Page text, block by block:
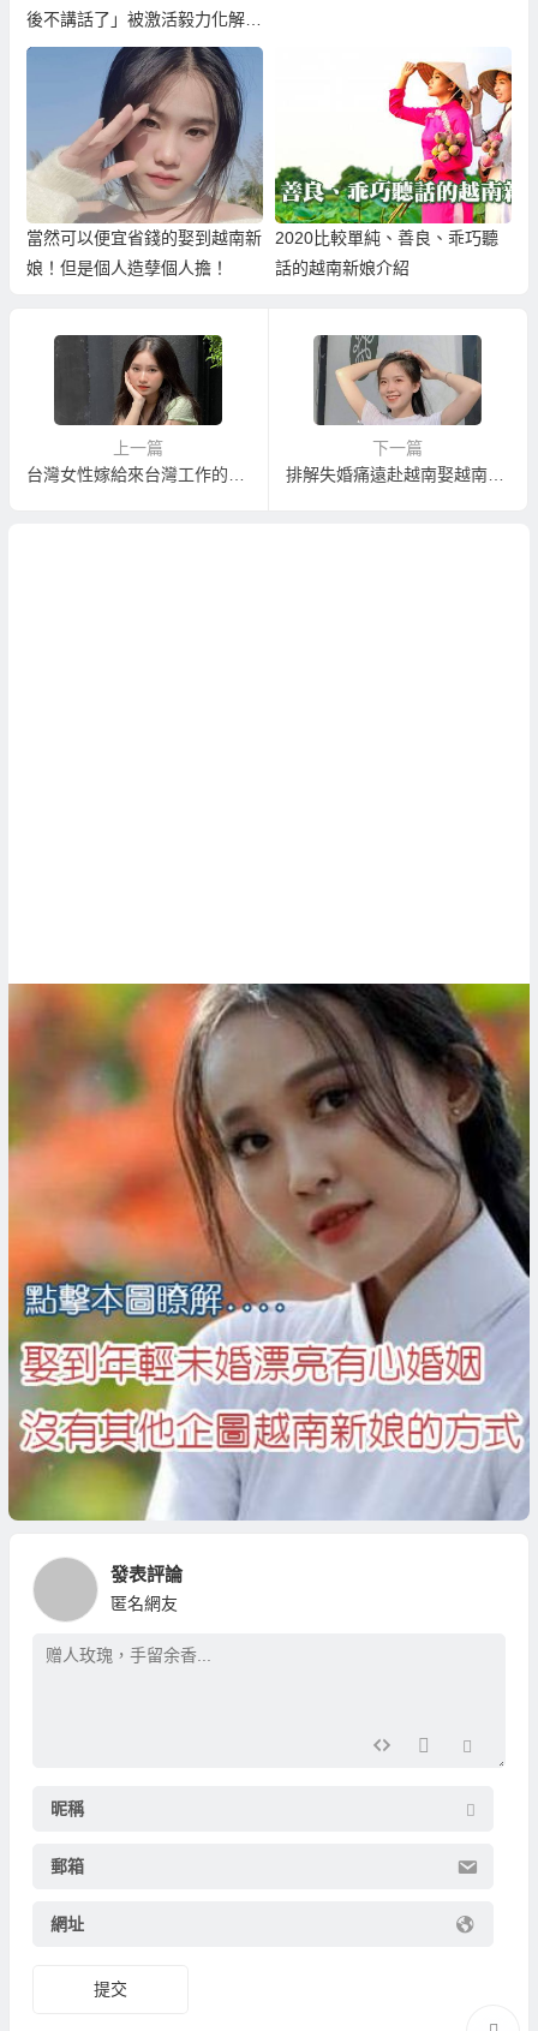
後不講話了」被激活毅力化解外
籍歧視！
當然可以便宜省錢的娶到越南新
娘！但是個人造孽個人擔！
2020比較單純、善良、乖巧聽
話的越南新娘介紹
上一篇
台灣女性嫁給來台灣工作的越南外勞！？
下一篇
排解失婚痛遠赴越南娶越南新娘遇真愛
發表評論
匿名網友
昵稱
郵箱
網址
提交